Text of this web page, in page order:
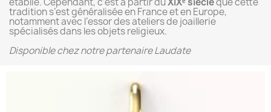
tradition s’est généralisée en France et en Europe,
notamment avec l’essor des ateliers de joaillerie
spécialisés dans les objets religieux.
Disponible chez notre partenaire Laudate